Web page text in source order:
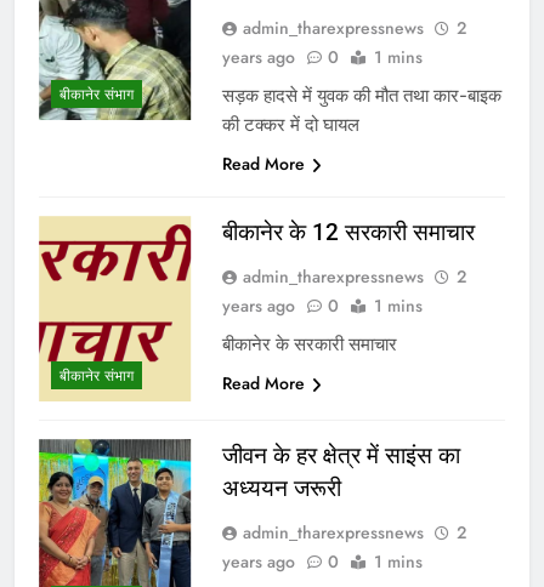
बीकानेर संभाग
admin_tharexpressnews
2
years ago
0 1 mins
सड़क हादसे में युवक की मौत तथा कार-बाइक
की टक्कर में दो घायल
Read More
बीकानेर संभाग
बीकानेर के 12 सरकारी समाचार
admin_tharexpressnews
2
years ago
0 1 mins
बीकानेर के सरकारी समाचार
Read More
जीवन के हर क्षेत्र में साइंस का
अध्ययन जरूरी
admin_tharexpressnews
2
years ago
0 1 mins